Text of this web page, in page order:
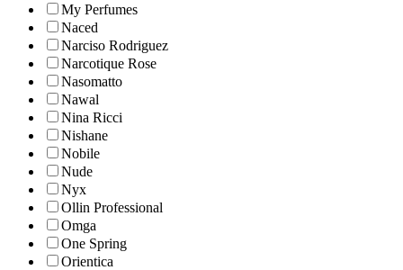
My Perfumes
Naced
Narciso Rodriguez
Narcotique Rose
Nasomatto
Nawal
Nina Ricci
Nishane
Nobile
Nude
Nyx
Ollin Professional
Omga
One Spring
Orientica